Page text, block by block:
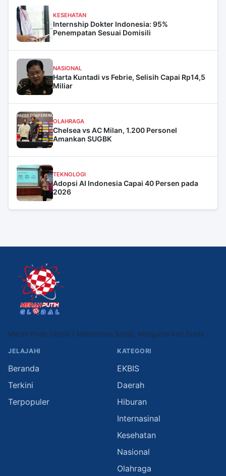
KESEHATAN
Internship Dokter Indonesia: 95%
Penempatan Sesuai Domisili
NASIONAL
Harta Kuntadi vs Febrie, Selisih Capai Rp14,5
Miliar
OLAHRAGA
Chelsea vs AC Milan, 1.200 Personel
Amankan SUGBK
TEKNOLOGI
Adopsi AI Indonesia Capai 40 Persen pada
2026
Merah Putih Global | Menembus Batas, Mengabarkan Dunia
JELAJAHI
Beranda
Terkini
Terpopuler
KATEGORI
EKBIS
Daerah
Hiburan
Internasinal
Kesehatan
Nasional
Olahraga